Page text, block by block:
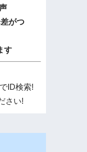
がつ
す
ID検索!
さい!